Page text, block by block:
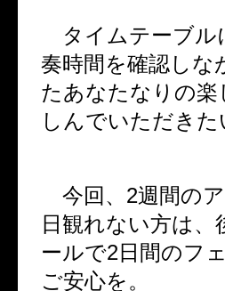
タイムテーブル
奏時間を確認しな
たあなたなりの
しんでいただきた
今回、 2週間の
日観れない方は
ールで2日間のフ
ご安心を。